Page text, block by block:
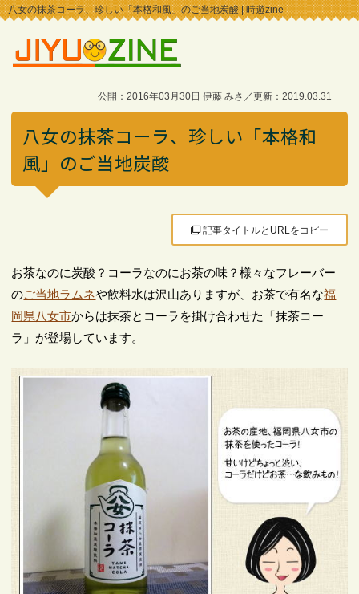
八女の抹茶コーラ、珍しい「本格和風」のご当地炭酸 | 時遊zine
公開：2016年03月30日 伊藤 みさ／更新：2019.03.31
八女の抹茶コーラ、珍しい「本格和
風」のご当地炭酸
記事タイトルとURLをコピー
お茶なのに炭酸？コーラなのにお茶の味？様々なフレーバー
のご当地ラムネや飲料水は沢山ありますが、お茶で有名な福
岡県八女市からは抹茶とコーラを掛け合わせた「抹茶コー
ラ」が登場しています。